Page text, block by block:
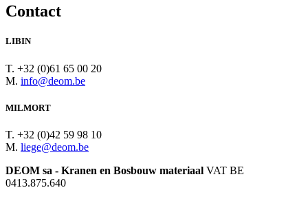
Contact
LIBIN
T. +32 (0)61 65 00 20
M. info@deom.be
MILMORT
T. +32 (0)42 59 98 10
M. liege@deom.be
DEOM sa - Kranen en Bosbouw materiaal VAT BE
0413.875.640